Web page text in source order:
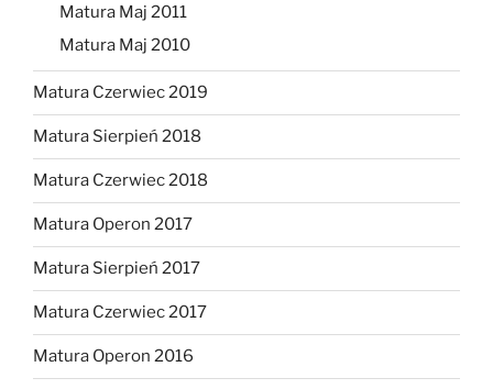
Matura Maj 2011
Matura Maj 2010
Matura Czerwiec 2019
Matura Sierpień 2018
Matura Czerwiec 2018
Matura Operon 2017
Matura Sierpień 2017
Matura Czerwiec 2017
Matura Operon 2016